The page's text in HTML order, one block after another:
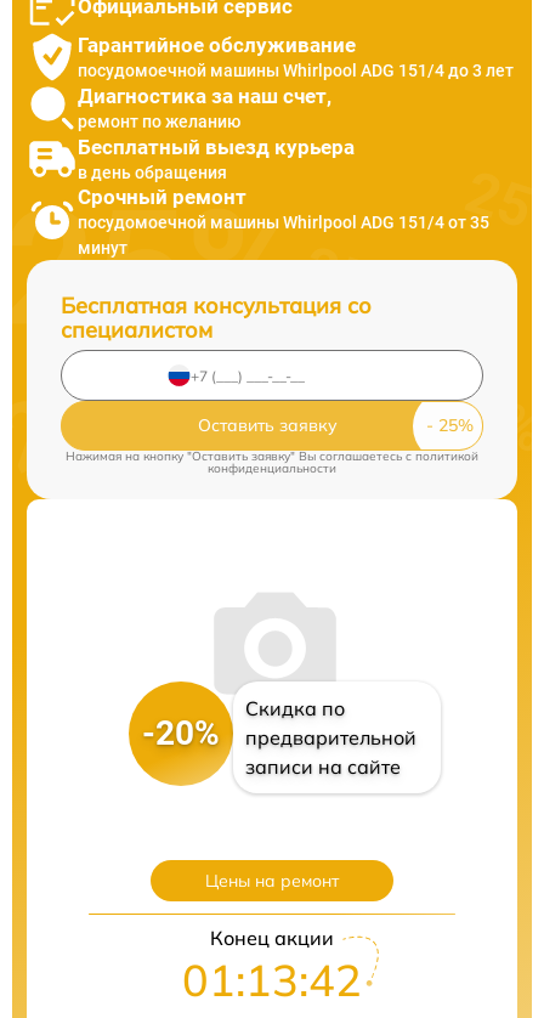
Официальный сервис
Гарантийное обслуживание
посудомоечной машины Whirlpool ADG 151/4 до 3 лет
Диагностика за наш счет,
ремонт по желанию
Бесплатный выезд курьера
в день обращения
Срочный ремонт
посудомоечной машины Whirlpool ADG 151/4 от 35
минут
Бесплатная консультация со
специалистом
Оставить заявку
Нажимая на кнопку "Оставить заявку" Вы соглашаетесь c политикой
конфиденциальности
-20%
Скидка по
предварительной
записи на сайте
Цены на ремонт
Конец акции
01:13:41